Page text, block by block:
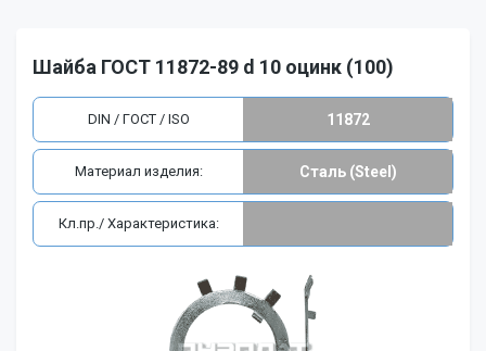
Шайба ГОСТ 11872-89 d 10 оцинк (100)
DIN / ГОСТ / ISO 11872
Материал изделия: Сталь (Steel)
Кл.пр./ Характеристика: